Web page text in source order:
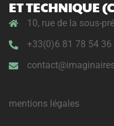
ET TECHNIQUE
10, rue de la sous-
+33(0)6 81 78 54 36
mentions légales